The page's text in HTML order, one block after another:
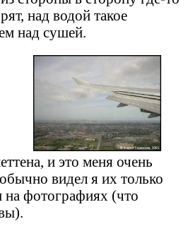
над водой такое
над сушей.
и это меня очень
видел я их только
на фотографиях (что